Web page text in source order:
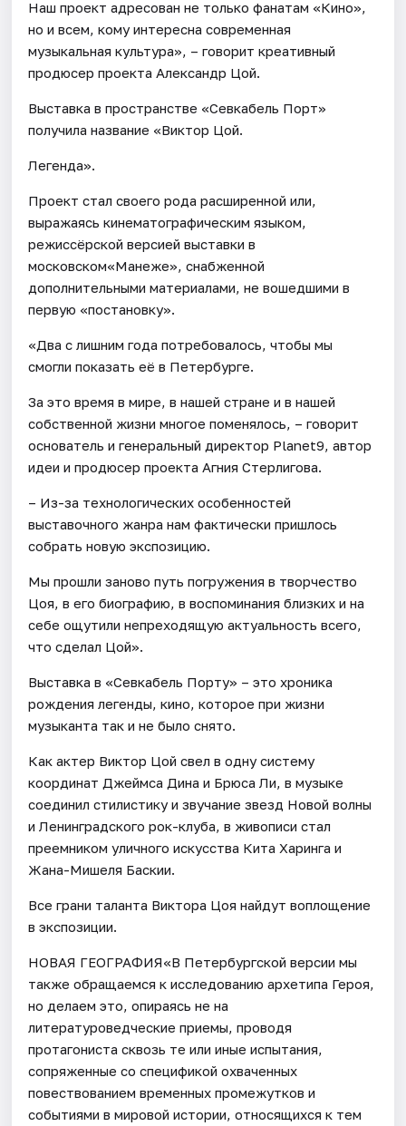
Наш проект адресован не только фанатам «Кино»,
но и всем, кому интересна современная
музыкальная культура», – говорит креативный
продюсер проекта Александр Цой.
Выставка в пространстве «Севкабель Порт»
получила название «Виктор Цой.
Легенда».
Проект стал своего рода расширенной или,
выражаясь кинематографическим языком,
режиссёрской версией выставки в
московском«Манеже», снабженной
дополнительными материалами, не вошедшими в
первую «постановку».
«Два с лишним года потребовалось, чтобы мы
смогли показать её в Петербурге.
За это время в мире, в нашей стране и в нашей
собственной жизни многое поменялось, – говорит
основатель и генеральный директор Planet9, автор
идеи и продюсер проекта Агния Стерлигова.
– Из-за технологических особенностей
выставочного жанра нам фактически пришлось
собрать новую экспозицию.
Мы прошли заново путь погружения в творчество
Цоя, в его биографию, в воспоминания близких и на
себе ощутили непреходящую актуальность всего,
что сделал Цой».
Выставка в «Севкабель Порту» – это хроника
рождения легенды, кино, которое при жизни
музыканта так и не было снято.
Как актер Виктор Цой свел в одну систему
координат Джеймса Дина и Брюса Ли, в музыке
соединил стилистику и звучание звезд Новой волны
и Ленинградского рок-клуба, в живописи стал
преемником уличного искусства Кита Харинга и
Жана-Мишеля Баскии.
Все грани таланта Виктора Цоя найдут воплощение
в экспозиции.
НОВАЯ ГЕОГРАФИЯ«В Петербургской версии мы
также обращаемся к исследованию архетипа Героя,
но делаем это, опираясь не на
литературоведческие приемы, проводя
протагониста сквозь те или иные испытания,
сопряженные со спецификой охваченных
повествованием временных промежутков и
событиями в мировой истории, относящихся к тем